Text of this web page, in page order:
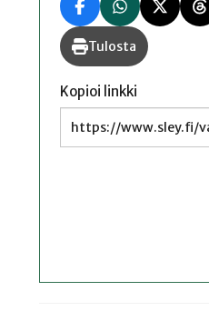
Tulosta
Kopioi linkki